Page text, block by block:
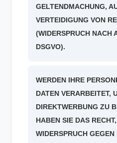
GELTENDMACHUNG,
VERTEIDIGUNG VON
(WIDERSPRUCH NACH
DSGVO).
WERDEN IHRE
DATEN VERARBEITET,
DIREKTWERBUNG ZU
HABEN SIE DAS
WIDERSPRUCH